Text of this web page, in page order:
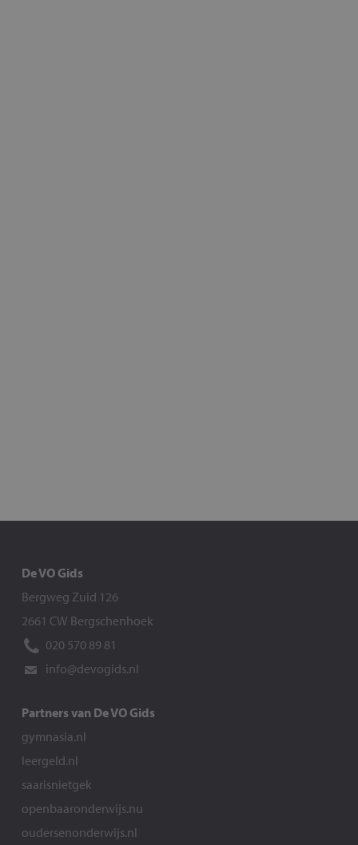
De VO Gids
Bergweg Zuid 126
2661 CW Bergschenhoek
020 570 89 81
info@devogids.nl
Partners van De VO Gids
gymnasia.nl
leergeld.nl
saarisnietgek
openbaaronderwijs.nu
oudersenonderwijs.nl